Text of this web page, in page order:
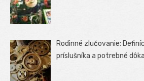
Rodinné zlučovanie:
príslušníka a potrebné